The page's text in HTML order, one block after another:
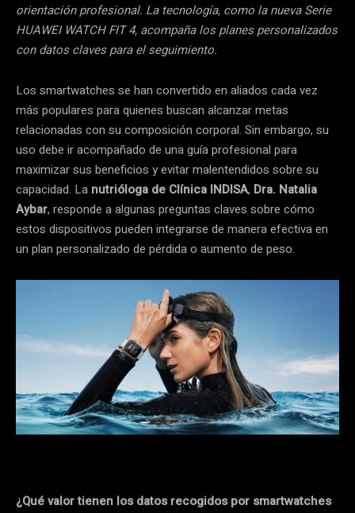
orientación profesional. La tecnología, como la nueva Serie
HUAWEI WATCH FIT 4, acompaña los planes personalizados
con datos claves para el seguimiento.
Los smartwatches se han convertido en aliados cada vez
más populares para quienes buscan alcanzar metas
relacionadas con su composición corporal. Sin embargo, su
uso debe ir acompañado de una guía profesional para
maximizar sus beneficios y evitar malentendidos sobre su
capacidad. La nutrióloga de Clínica INDISA, Dra. Natalia
Aybar, responde a algunas preguntas claves sobre cómo
estos dispositivos pueden integrarse de manera efectiva en
un plan personalizado de pérdida o aumento de peso.
¿Qué valor tienen los datos recogidos por smartwatches